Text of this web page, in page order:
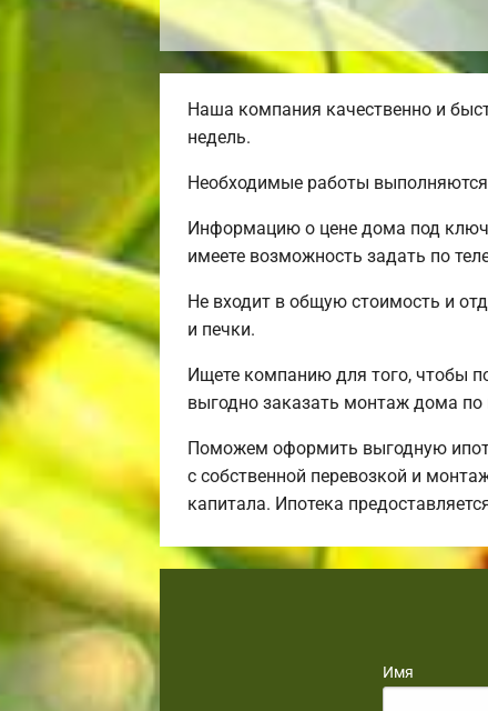
Наша компания качественно и
недель.
Необходимые работы
Информацию о цене дома под
имеете возможность задать по
Не входит в общую стоимость и
и печки.
Ищете компанию для того, чтобы
выгодно заказать монтаж дома по
Поможем оформить выгодную
с собственной перевозкой и
капитала. Ипотека
Имя